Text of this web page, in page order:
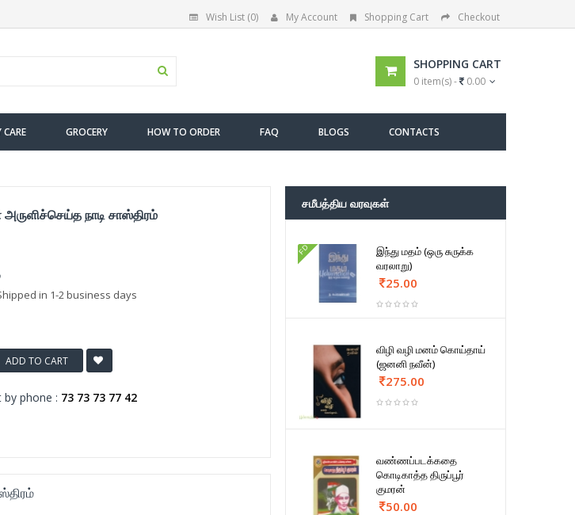
Wish List (0) My Account Shopping Cart Checkout
SHOPPING CART
0 item(s) - 0.00
CARE GROCERY HOW TO ORDER FAQ BLOGS CONTACTS
நாடி சாஸ்திரம்
in 1-2 business days
ADD TO CART
phone : 73 73 73 77 42
சமீபத்திய வரவுகள்
FD
இந்து மதம் (ஒரு சுருக்க
வரலாறு)
25.00
விழி வழி மனம் கொய்தாய்
(ஜனனி நவீன்)
275.00
வண்ணப்படக்கதை
கொடிகாத்த திருப்பூர்
குமரன்
50.00